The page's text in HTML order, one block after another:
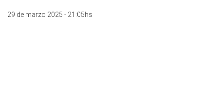
29 de marzo 2025 - 21:05hs